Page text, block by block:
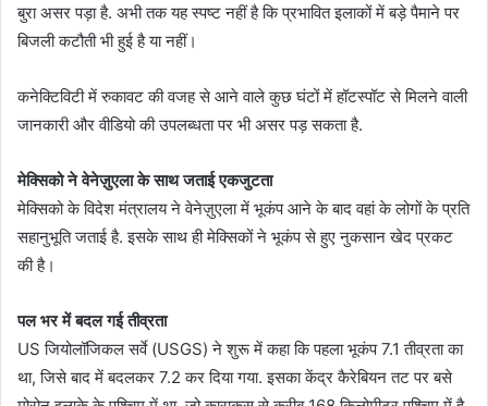
बुरा असर पड़ा है. अभी तक यह स्पष्ट नहीं है कि प्रभावित इलाकों में बड़े पैमाने पर
बिजली कटौती भी हुई है या नहीं।
कनेक्टिविटी में रुकावट की वजह से आने वाले कुछ घंटों में हॉटस्पॉट से मिलने वाली
जानकारी और वीडियो की उपलब्धता पर भी असर पड़ सकता है.
मेक्सिको ने वेनेज़ुएला के साथ जताई एकजुटता
मेक्सिको के विदेश मंत्रालय ने वेनेज़ुएला में भूकंप आने के बाद वहां के लोगों के प्रति
सहानुभूति जताई है. इसके साथ ही मेक्सिकों ने भूकंप से हुए नुकसान खेद प्रकट
की है।
पल भर में बदल गई तीव्रता
US जियोलॉजिकल सर्वे (USGS) ने शुरू में कहा कि पहला भूकंप 7.1 तीव्रता का
था, जिसे बाद में बदलकर 7.2 कर दिया गया. इसका केंद्र कैरेबियन तट पर बसे